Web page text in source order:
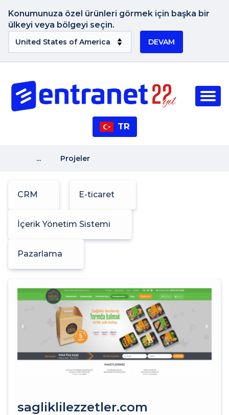
Konumunuza özel ürünleri görmek için başka bir
ülkeyi veya bölgeyi seçin.
DEVAM
TR
... Projeler
CRM E-ticaret
İçerik Yönetim Sistemi
Pazarlama
sagliklilezzetler.com